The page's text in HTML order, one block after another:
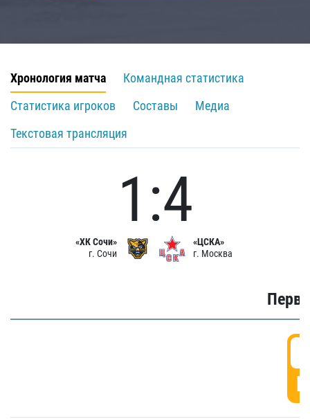
Хронология матча
Командная статистика
Статистика игроков
Составы
Медиа
Текстовая трансляция
«ХК Сочи»
г. Сочи
1:4
«ЦСКА»
г. Москва